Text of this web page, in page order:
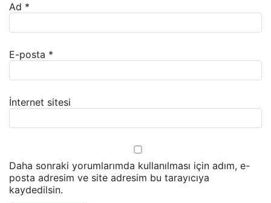
Ad *
E-posta *
İnternet sitesi
Daha sonraki yorumlarımda kullanılması için adım, e-
posta adresim ve site adresim bu tarayıcıya
kaydedilsin.